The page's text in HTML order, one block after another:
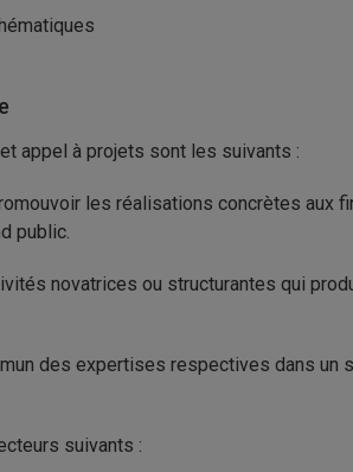
appel à projets sont les suivants :
les réalisations concrètes aux
public.
novatrices ou structurantes qui
des expertises respectives dans un
suivants :